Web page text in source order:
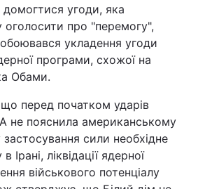
угоди, яка
про "перемогу",
укладення угоди
програми, схожої на
Обами.
перед початком ударів
не пояснила американському
застосування сили необхідне
ліквідації ядерної
військового потенціалу